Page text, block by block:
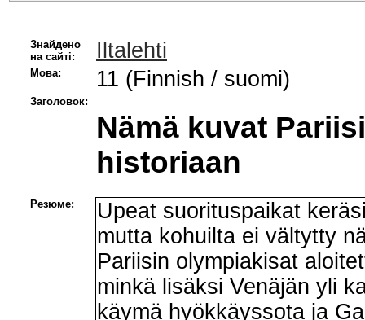
Знайдено
на сайті:
Iltalehti
Мова: 11 (Finnish / suomi)
Заголовок:
Nämä kuvat
historiaan
Резюме:
Upeat suorituspaikat
mutta kohuilta ei vältytty
Pariisin olympiakisat
minkä lisäksi Venäjän yli
käymä hyökkäyssota ja